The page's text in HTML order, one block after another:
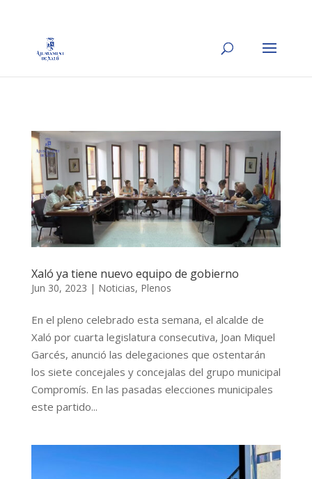
Xaló ya tiene nuevo equipo de gobierno
Jun 30, 2023 | Noticias, Plenos
En el pleno celebrado esta semana, el alcalde de
Xaló por cuarta legislatura consecutiva, Joan Miquel
Garcés, anunció las delegaciones que ostentarán
los siete concejales y concejalas del grupo municipal
Compromís. En las pasadas elecciones municipales
este partido...